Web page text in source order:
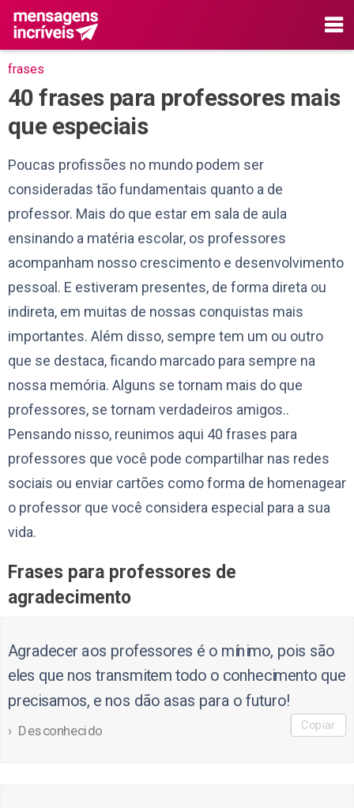
frases
40 frases para professores mais
que especiais
Poucas profissões no mundo podem ser
consideradas tão fundamentais quanto a de
professor. Mais do que estar em sala de aula
ensinando a matéria escolar, os professores
acompanham nosso crescimento e desenvolvimento
pessoal. E estiveram presentes, de forma direta ou
indireta, em muitas de nossas conquistas mais
importantes. Além disso, sempre tem um ou outro
que se destaca, ficando marcado para sempre na
nossa memória. Alguns se tornam mais do que
professores, se tornam verdadeiros amigos..
Pensando nisso, reunimos aqui 40 frases para
professores que você pode compartilhar nas redes
sociais ou enviar cartões como forma de homenagear
o professor que você considera especial para a sua
vida.
Frases para professores de
agradecimento
Agradecer aos professores é o mínimo, pois são
eles que nos transmitem todo o conhecimento que
precisamos, e nos dão asas para o futuro!
Desconhecido Copiar